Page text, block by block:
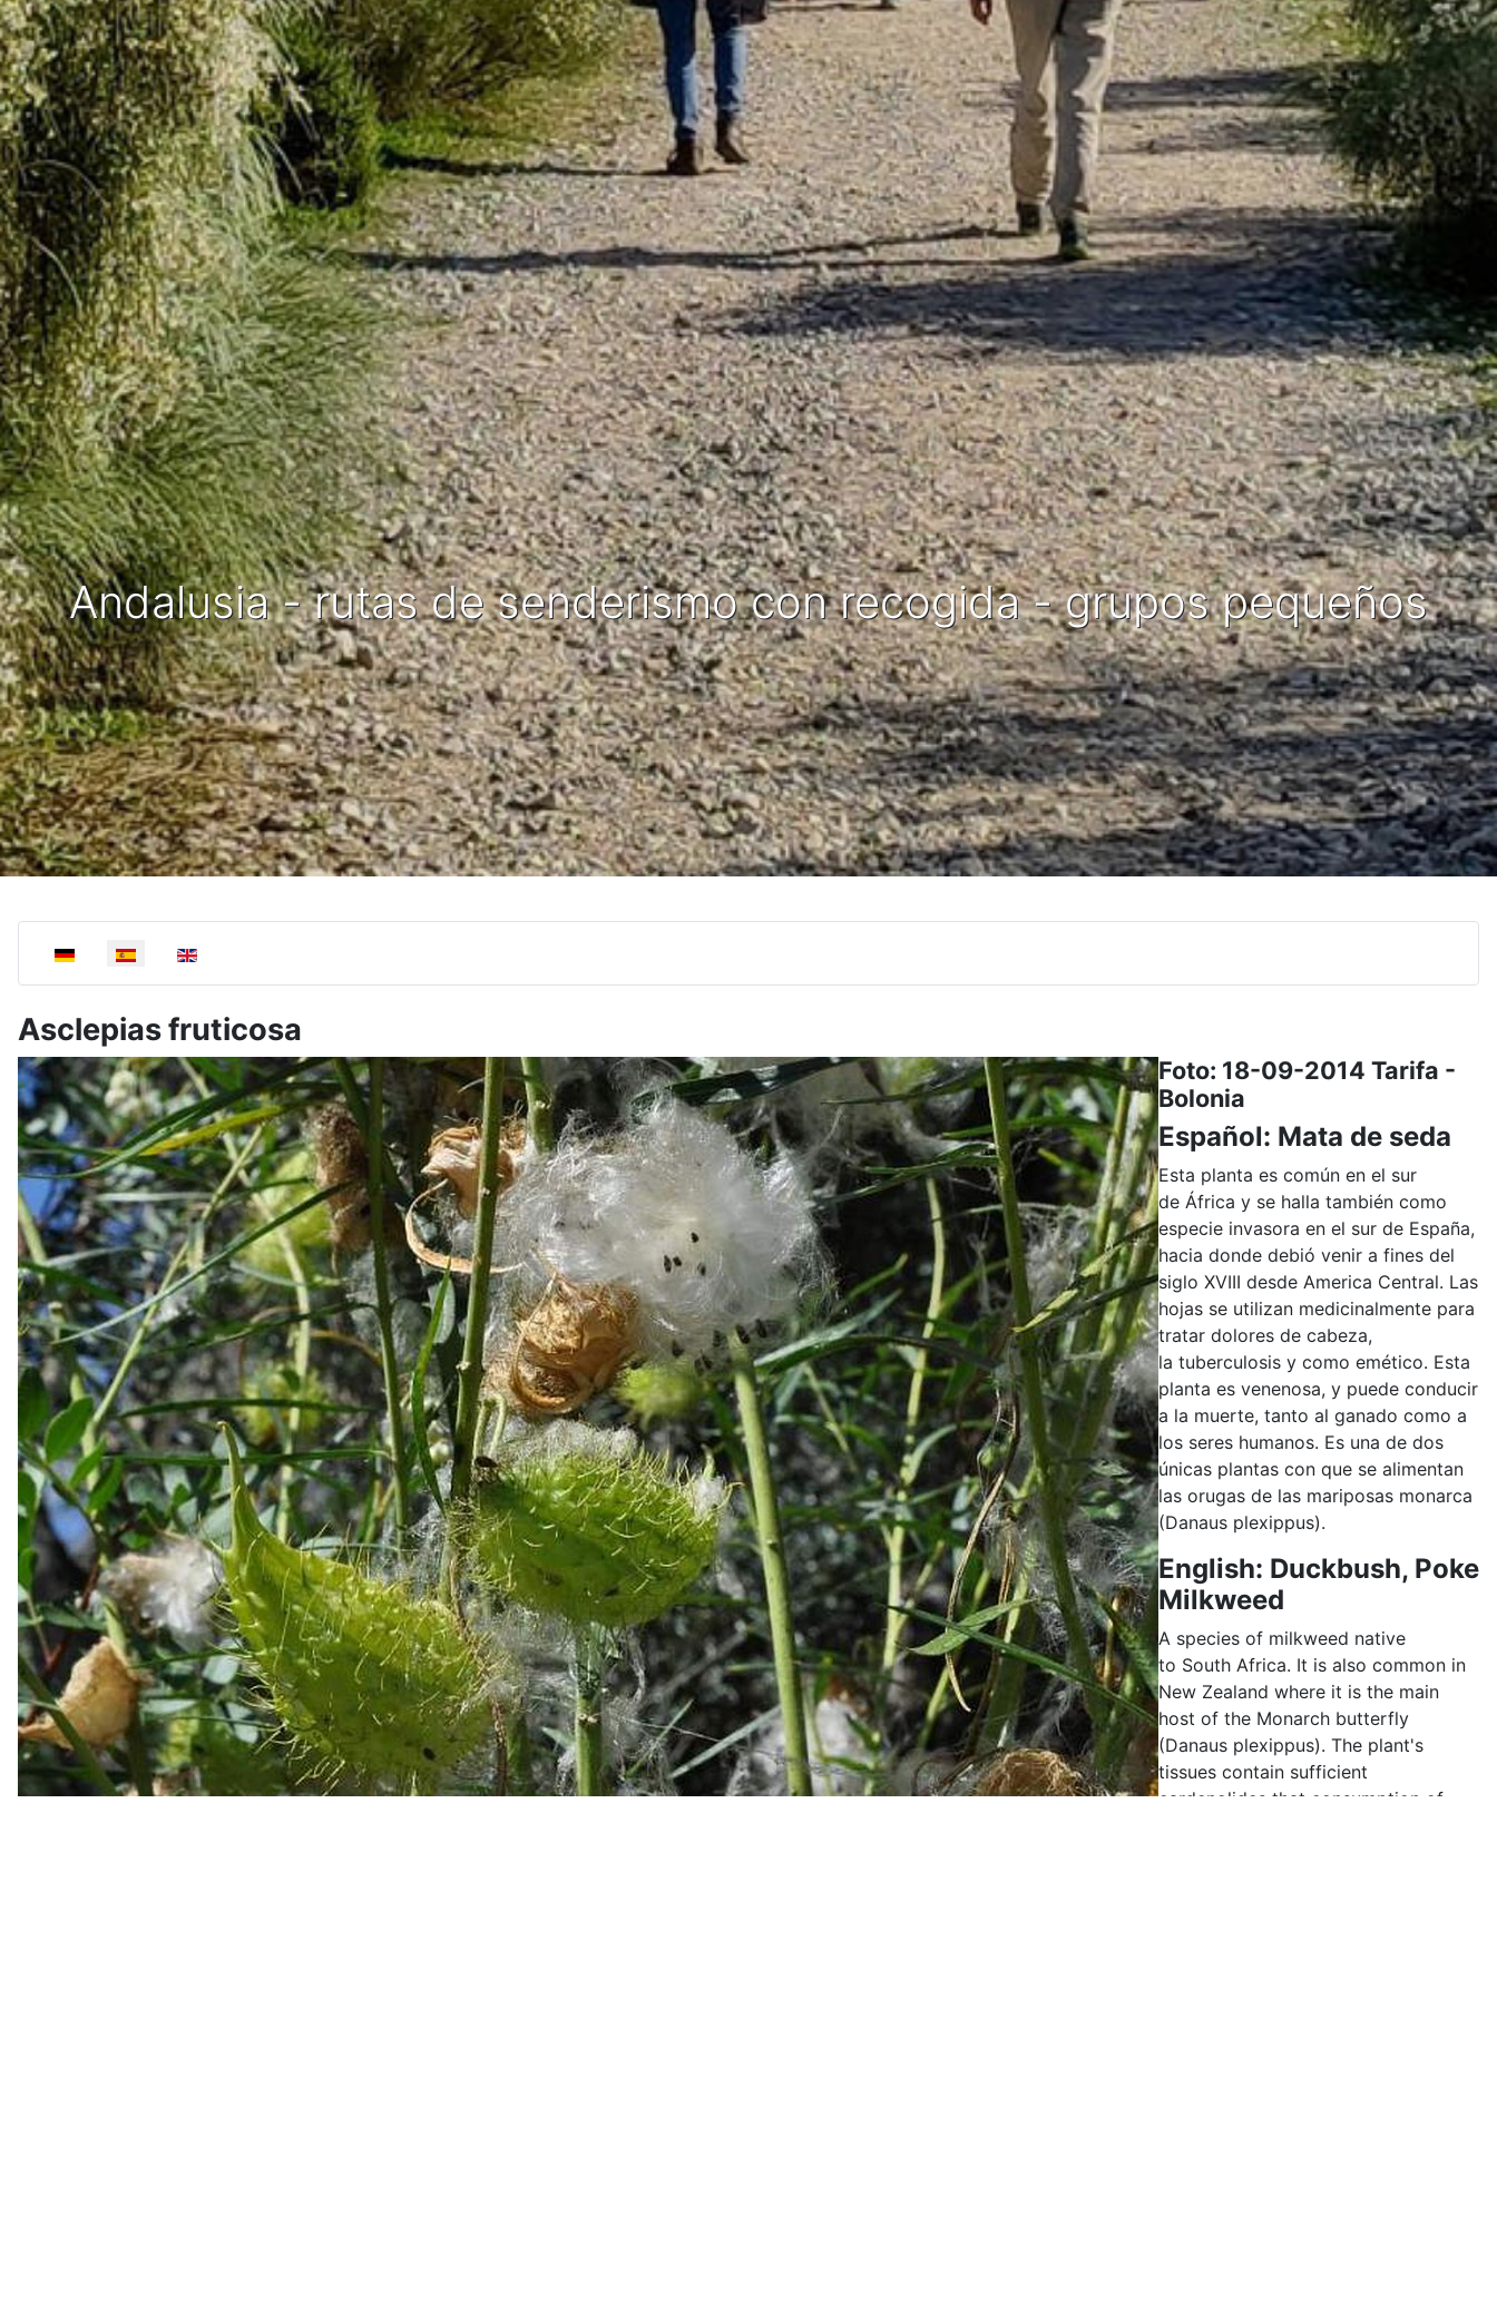
Andalusia - rutas de senderismo con recogida - grupos pequeños
Select your language
Asclepias fruticosa
Foto: 18-09-2014 Tarifa -
Bolonia
Español: Mata de seda
Esta planta es común en el sur
de África y se halla también como
especie invasora en el sur de España,
hacia donde debió venir a fines del
siglo XVIII desde America Central. Las
hojas se utilizan medicinalmente para
tratar dolores de cabeza,
la tuberculosis y como emético. Esta
planta es venenosa, y puede conducir
a la muerte, tanto al ganado como a
los seres humanos. Es una de dos
únicas plantas con que se alimentan
las orugas de las mariposas monarca
(Danaus plexippus).
English: Duckbush, Poke
Milkweed
A species of milkweed native
to South Africa. It is also common in
New Zealand where it is the main
host of the Monarch butterfly
(Danaus plexippus). The plant's
tissues contain sufficient
cardenolides that consumption of